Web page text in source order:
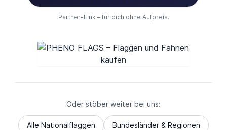
Partner-Link – für dich ohne Aufpreis.
Oder stöber weiter bei uns:
Alle Nationalflaggen Bundesländer & Regionen